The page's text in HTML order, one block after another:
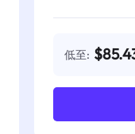
低至: